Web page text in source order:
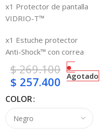
x1 Protector de pantalla
VIDRIO-T™
x1 Estuche protector
Anti-Shock™ con correa
$269.100
$ 257.400 Agotado
COLOR